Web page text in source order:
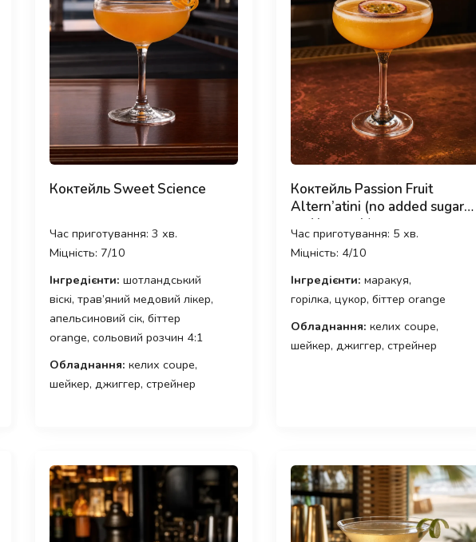
Коктейль Sweet Science
Час приготування: 3 хв.
Міцність: 7/10
Інгредієнти: шотландський
віскі, трав’яний медовий лікер,
апельсиновий сік, біттер
orange, сольовий розчин 4:1
Обладнання: келих coupe,
шейкер, джиггер, стрейнер
Коктейль Passion Fruit
Altern’atini (no added sugar
and low-cal.)
Час приготування: 5 хв.
Міцність: 4/10
Інгредієнти: маракуя,
горілка, цукор, біттер orange
Обладнання: келих coupe,
шейкер, джиггер, стрейнер